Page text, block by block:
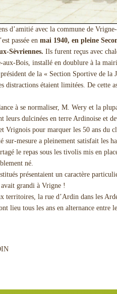
d’amitié avec la commune de
passée en mai 1940, en pleine
Sèvriennes. Ils furent reçus avec
Bois, installé en doublure à la
de la « Section Sportive de
distractions étaient limitées. De
à se normaliser, M. Wery et la
leurs dulcinées en terre Ardinoise et
Vrignois pour marquer les 50 ans du
mesure a pleinement satisfait les
le repas sous les tivolis mis en
né.
présentaient un caractère
grandi à Vrigne !
territoires, la rue d’Ardin dans les
lieu tous les ans en alternance entre